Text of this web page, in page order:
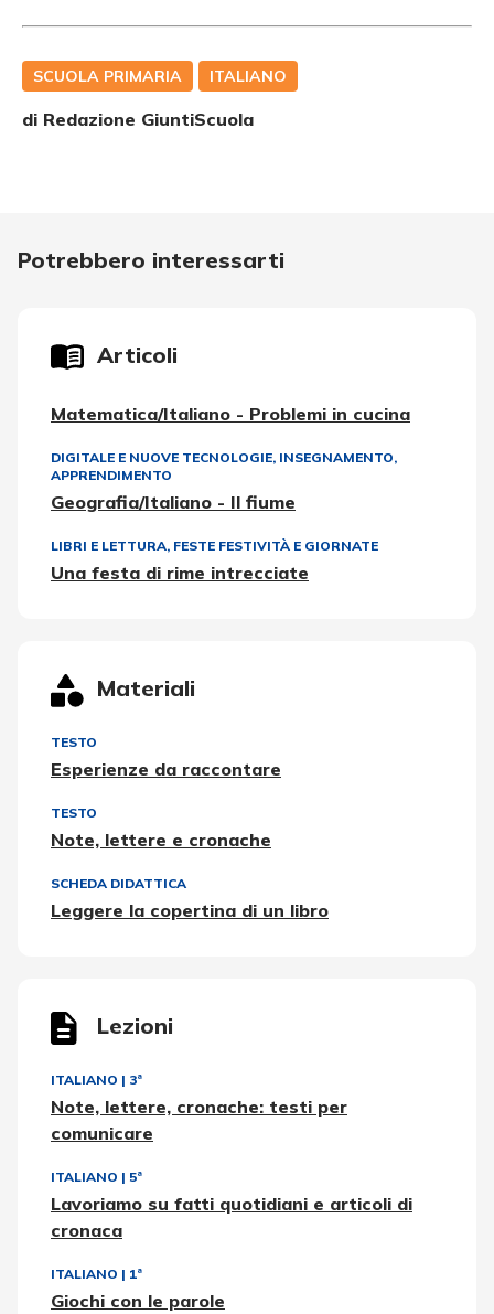
SCUOLA PRIMARIA ITALIANO
di Redazione GiuntiScuola
Potrebbero interessarti
Articoli
Matematica/Italiano - Problemi in cucina
DIGITALE E NUOVE TECNOLOGIE, INSEGNAMENTO,
APPRENDIMENTO
Geografia/Italiano - Il fiume
LIBRI E LETTURA, FESTE FESTIVITÀ E GIORNATE
Una festa di rime intrecciate
Materiali
TESTO
Esperienze da raccontare
TESTO
Note, lettere e cronache
SCHEDA DIDATTICA
Leggere la copertina di un libro
Lezioni
ITALIANO | 3ª
Note, lettere, cronache: testi per
comunicare
ITALIANO | 5ª
Lavoriamo su fatti quotidiani e articoli di
cronaca
ITALIANO | 1ª
Giochi con le parole